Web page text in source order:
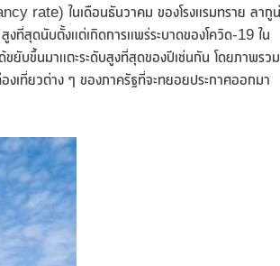
rate) ในเดือนธันวาคม ของโรงแรมทราย ลากู
ที่สุดนับตั้งแต่เกิดการแพร่ระบาดของโควิด-19 ใน
ขยับขึ้นมาแตะระดับสูงที่สุดของปีเช่นกัน โดยภาพรวม
เที่ยวต่าง ๆ ของภาครัฐที่จะทยอยประกาศออกมา